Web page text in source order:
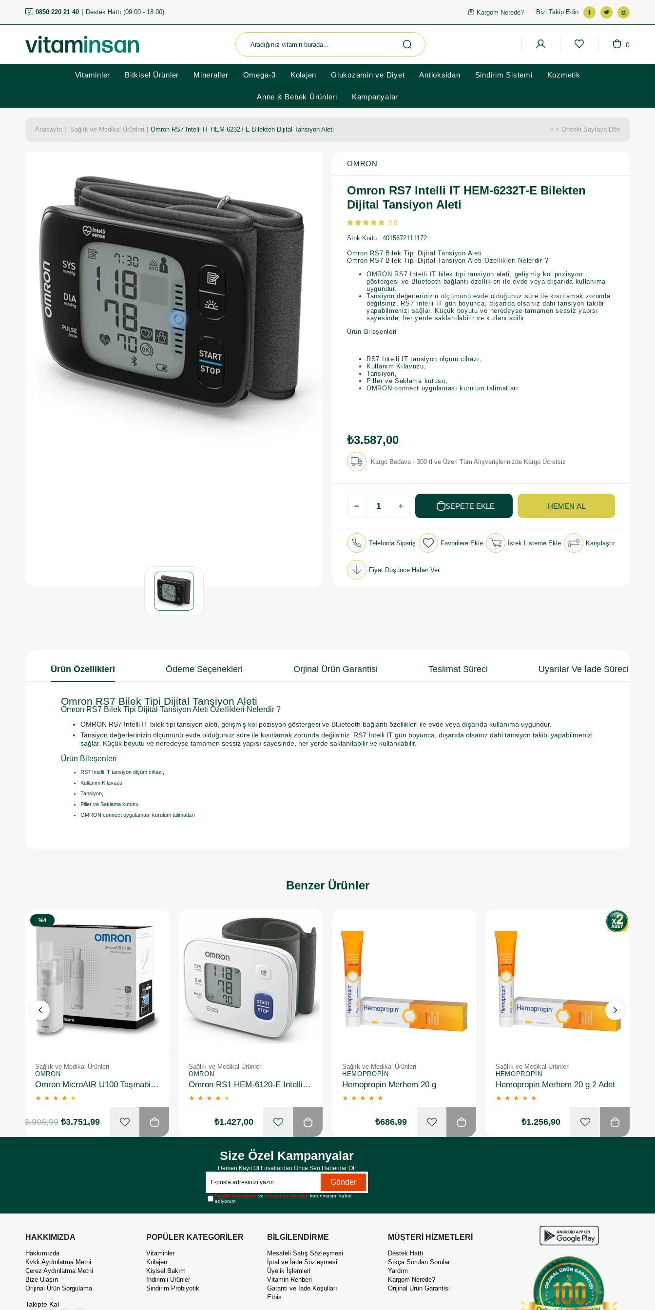
0850 220 21 40 Destek Hattı (09:00 - 18:00) Kargom Nerede? Bizi Takip Edin
0
Vitaminler Bitkisel Ürünler Mineraller Omega-3 Kolajen Glukozamin ve Diyet Antioksidan Sindirim Sistemi Kozmetik
Anne & Bebek Ürünleri Kampanyalar
Anasayfa Sağlık ve Medikal Ürünleri Omron RS7 Intelli IT HEM-6232T-E Bilekten Dijital Tansiyon Aleti < < Önceki Sayfaya Dön
OMRON
Omron RS7 Intelli IT HEM-6232T-E Bilekten
Dijital Tansiyon Aleti
5.0
Stok Kodu 4015672111172
Omron RS7 Bilek Tipi Dijital Tansiyon Aleti
Omron RS7 Bilek Tipi Dijital Tansiyon Aleti Özellikleri Nelerdir ?
OMRON RS7 Intelli IT bilek tipi tansiyon aleti, gelişmiş kol pozisyon
göstergesi ve Bluetooth bağlantı özellikleri ile evde veya dışarıda kullanıma
uygundur.
Tansiyon değerlerinizin ölçümünü evde olduğunuz süre ile kısıtlamak zorunda
değilsiniz. RS7 Intelli IT gün boyunca, dışarıda olsanız dahi tansiyon takibi
yapabilmenizi sağlar. Küçük boyutu ve neredeyse tamamen sessiz yapısı
sayesinde, her yerde saklanılabilir ve kullanılabilir.
Ürün Bileşenleri
RS7 Intelli IT tansiyon ölçüm cihazı,
Kullanım Kılavuzu,
Tansiyon,
Piller ve Saklama kutusu,
OMRON connect uygulaması kurulum talimatları
₺3.587,00
Kargo Bedava - 300 tl ve Üzeri Tüm Alışverişlerinizde Kargo Ücretsiz
Telefonla Sipariş Favorilere Ekle İstek Listeme Ekle Karşılaştır
Fiyat Düşünce Haber Ver
Ürün Özellikleri Ödeme Seçenekleri Orjinal Ürün Garantisi Teslimat Süreci Uyarılar Ve İade Süreci
Omron RS7 Bilek Tipi Dijital Tansiyon Aleti
Omron RS7 Bilek Tipi Dijital Tansiyon Aleti Özellikleri Nelerdir ?
OMRON RS7 Intelli IT bilek tipi tansiyon aleti, gelişmiş kol pozisyon göstergesi ve Bluetooth bağlantı özellikleri ile evde veya dışarıda kullanıma uygundur.
Tansiyon değerlerinizin ölçümünü evde olduğunuz süre ile kısıtlamak zorunda değilsiniz. RS7 Intelli IT gün boyunca, dışarıda olsanız dahi tansiyon takibi yapabilmenizi
sağlar. Küçük boyutu ve neredeyse tamamen sessiz yapısı sayesinde, her yerde saklanılabilir ve kullanılabilir.
Ürün Bileşenleri
RS7 Intelli IT tansiyon ölçüm cihazı,
Kullanım Kılavuzu,
Tansiyon,
Piller ve Saklama kutusu,
OMRON connect uygulaması kurulum talimatları
Benzer Ürünler
Sağlık ve Medikal Ürünleri
OMRON
Omron MicroAIR U100 Taşınabilir Nebulizatör
★ ★ ★ ★ ★
%4
₺3.751,99
₺3.906,99
Sağlık ve Medikal Ürünleri
OMRON
Omron RS1 HEM-6120-E Intellisense Bilekten Dijital Tansiyon Aleti
★ ★ ★ ★ ★
₺1.427,00
Sağlık ve Medikal Ürünleri
HEMOPROPIN
Hemopropin Merhem 20 g
★ ★ ★ ★ ★
₺686,99
Sağlık ve Medikal Ürünleri
HEMOPROPIN
Hemopropin Merhem 20 g 2 Adet
★ ★ ★ ★ ★
₺1.256,90
Size Özel Kampanyalar
Hemen Kayıt Ol Fırsatlardan Önce Sen Haberdar Ol!
Gönder
Üyelik koşullarını vekişisel verilerimin korunmasını kabul
ediyorum.
HAKKIMIZDA
Hakkımızda
Kvkk Aydınlatma Metni
Çerez Aydınlatma Metni
Bize Ulaşın
Orijinal Ürün Sorgulama
Takipte Kal
POPÜLER KATEGORİLER
Vitaminler
Kolajen
Kişisel Bakım
İndirimli Ürünler
Sindirim Probiyotik
BİLGİLENDİRME
Mesafeli Satış Sözleşmesi
İptal ve İade Sözleşmesi
Üyelik İşlemleri
Vitamin Rehberi
Garanti ve İade Koşulları
Etbis
MÜŞTERİ HİZMETLERİ
Destek Hattı
Sıkça Sorulan Sorular
Yardım
Kargom Nerede?
Orijinal Ürün Garantisi